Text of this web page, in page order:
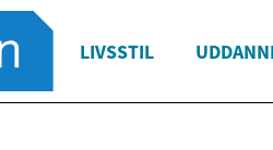
LIVSSTIL